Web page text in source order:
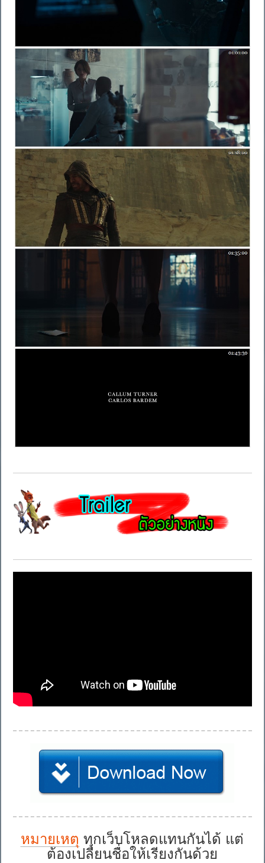
หมายเหตุ ทุกเว็บโหลดแทนกันได้ แต่
ต้องเปลี่ยนชื่อให้เรียงกันด้วย